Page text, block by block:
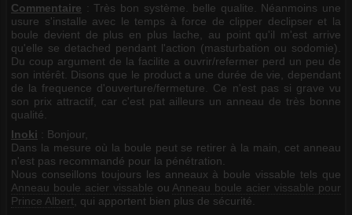
Commentaire :Très bon système. belle qualite. Néanmoins une
usure s'installe avec le temps à force de clipper declipser et la
boule devient de plus en plus lache, au point qu'il m'est arrive
qu'elle se detached pendant l'action (masturbation ou sodomie).
Du coup argument de la facilite a ouvrir/refermer perd un peu de
son intérêt. Disons que le product a une durée de vie, dependant
de la frequence d'ouverture/fermeture. Ce n'est pas si grave vu
son prix attractif, car c'est pat ailleurs un anneau de très bonne
qualité.
Inoki : Bonjour,
Dans la mesure où la boule peut se retirer à la main, cet anneau
n'est pas recommandé pour la pénétration.
Nous conseillons toujours les anneaux à boule vissable tels que
Anneau boule acier vissable ou Anneau boule acier vissable pour
Prince Albert , qui apportent bien plus de sécurité.